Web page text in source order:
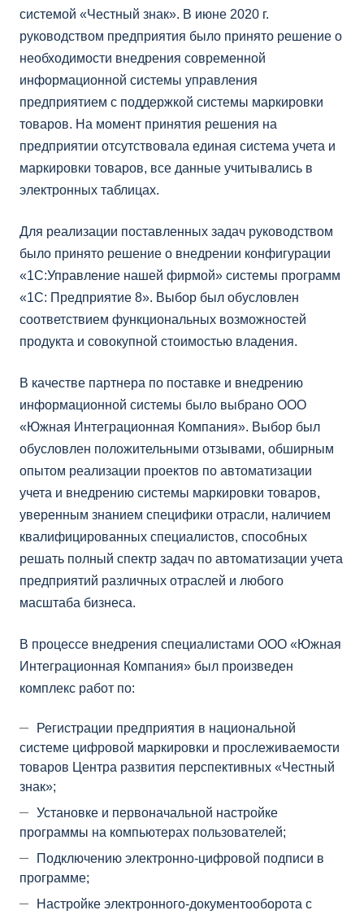
системой «Честный знак». В июне 2020 г.
руководством предприятия было принято решение о
необходимости внедрения современной
информационной системы управления
предприятием с поддержкой системы маркировки
товаров. На момент принятия решения на
предприятии отсутствовала единая система учета и
маркировки товаров, все данные учитывались в
электронных таблицах.
Для реализации поставленных задач руководством
было принято решение о внедрении конфигурации
«1С:Управление нашей фирмой» системы программ
«1С: Предприятие 8». Выбор был обусловлен
соответствием функциональных возможностей
продукта и совокупной стоимостью владения.
В качестве партнера по поставке и внедрению
информационной системы было выбрано ООО
«Южная Интеграционная Компания». Выбор был
обусловлен положительными отзывами, обширным
опытом реализации проектов по автоматизации
учета и внедрению системы маркировки товаров,
уверенным знанием специфики отрасли, наличием
квалифицированных специалистов, способных
решать полный спектр задач по автоматизации учета
предприятий различных отраслей и любого
масштаба бизнеса.
В процессе внедрения специалистами ООО «Южная
Интеграционная Компания» был произведен
комплекс работ по:
Регистрации предприятия в национальной
системе цифровой маркировки и прослеживаемости
товаров Центра развития перспективных «Честный
знак»;
Установке и первоначальной настройке
программы на компьютерах пользователей;
Подключению электронно-цифровой подписи в
программе;
Настройке электронного-документооборота с